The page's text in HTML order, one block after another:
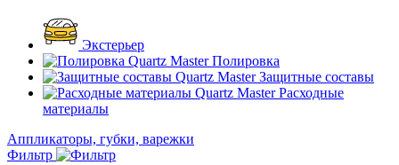
Экстерьер
Полировка
Защитные составы
Расходные
материалы
Аппликаторы, губки, варежки
Фильтр